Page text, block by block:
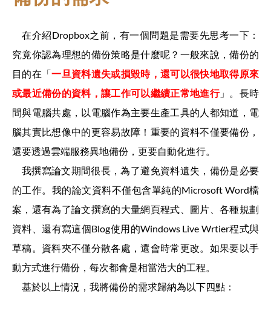
在介紹Dropbox之前，有一個問題是需要先思考一下：
究竟你認為理想的備份策略是什麼呢？一般來說，備份的
目的在「一旦資料遺失或損毀時，還可以很快地取得原來
或最近備份的資料，讓工作可以繼續正常地進行」。長時
間與電腦共處，以電腦作為主要生產工具的人都知道，電
腦其實比想像中的更容易故障！重要的資料不僅要備份，
還要透過雲端服務異地備份，更要自動化進行。
我撰寫論文期間很長，為了避免資料遺失，備份是必要
的工作。我的論文資料不僅包含單純的Microsoft Word檔
案，還有為了論文撰寫的大量網頁程式、圖片、各種規劃
資料、還有寫這個Blog使用的Windows Live Wrtier程式與
草稿。資料夾不僅分散各處，還會時常更改。如果要以手
動方式進行備份，每次都會是相當浩大的工程。
基於以上情況，我將備份的需求歸納為以下四點：